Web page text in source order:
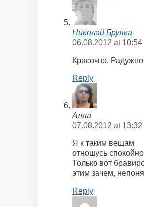
Николай Бруяка
06.08.2012 at 10:54
Красочно.
Reply
Алла
07.08.2012 at 13:32
Я к таким вещам
отношусь
Только вот
этим зачем,
Reply